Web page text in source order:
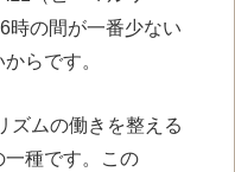
時の間が一番少ない
らです。
ズムの働きを整える
種です。この